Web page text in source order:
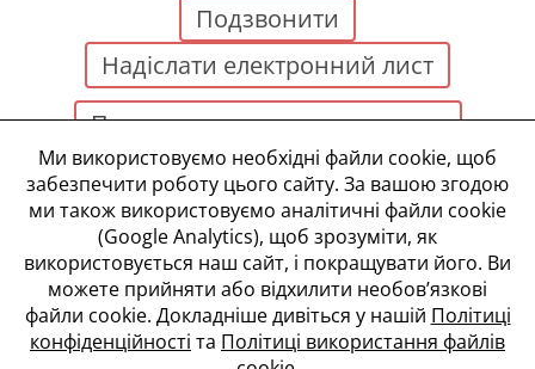
Подзвонити
Надіслати електронний лист
Поскаржитися на оголошення
Правила та умови
Політика конфіденційності
Політика використання файлів cookie
Налаштування файлів cookie
Ми використовуємо необхідні файли cookie, щоб
забезпечити роботу цього сайту. За вашою згодою
ми також використовуємо аналітичні файли cookie
(Google Analytics), щоб зрозуміти, як
використовується наш сайт, і покращувати його. Ви
можете прийняти або відхилити необов’язкові
файли cookie. Докладніше дивіться у нашій Політиці
конфіденційності та Політиці використання файлів